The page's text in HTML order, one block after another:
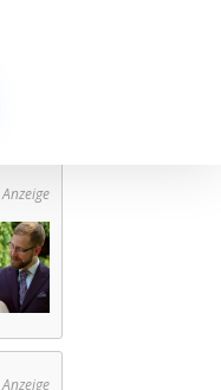
Anzeige
Anzeige